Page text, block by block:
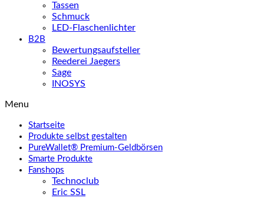
Tassen
Schmuck
LED-Flaschenlichter
B2B
Bewertungsaufsteller
Reederei Jaegers
Sage
INOSYS
Menu
Startseite
Produkte selbst gestalten
PureWallet® Premium-Geldbörsen
Smarte Produkte
Fanshops
Technoclub
Eric SSL